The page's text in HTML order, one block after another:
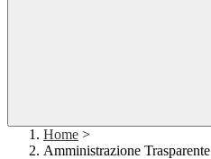
Home >
Amministrazione Trasparente